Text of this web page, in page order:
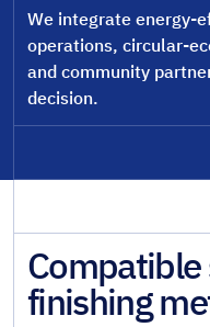
We integrate energy-
operations, circular-
and community
decision.
finishing